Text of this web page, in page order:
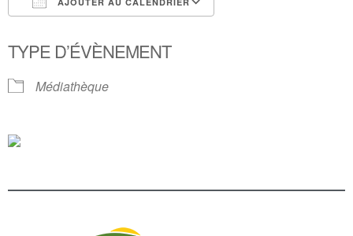
TYPE D’ÉVÈNEMENT
Médiathèque